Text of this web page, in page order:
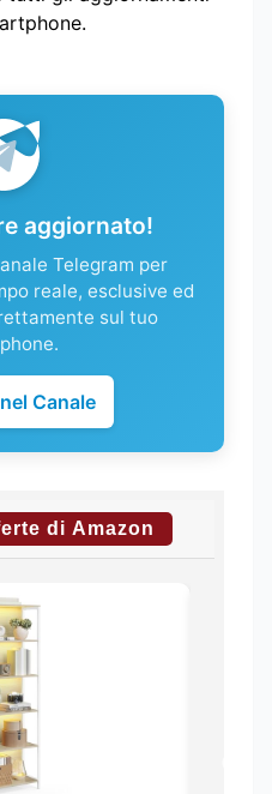
aggiornato!
Telegram per
reale, esclusive ed
sul tuo
Canale